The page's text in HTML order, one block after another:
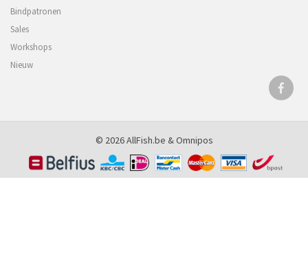
Bindpatronen
Sales
Workshops
Nieuw
© 2026 AllFish.be &Omnipos